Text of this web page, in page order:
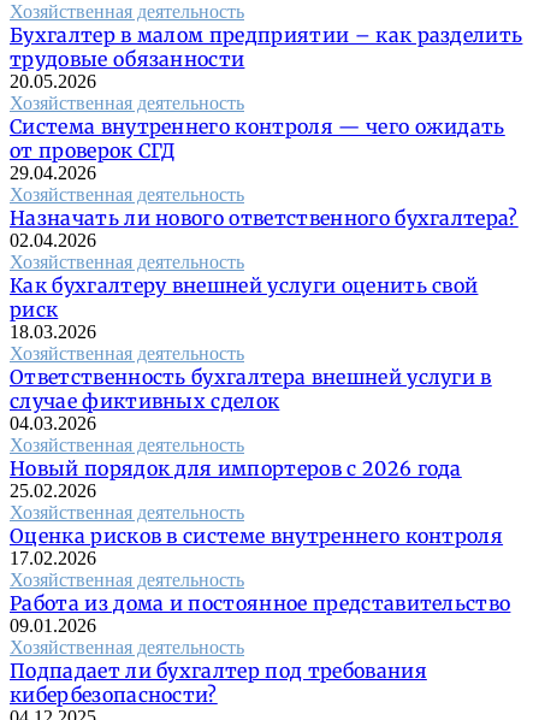
Хозяйственная деятельность
Бухгалтер в малом предприятии – как разделить
трудовые обязанности
20.05.2026
Хозяйственная деятельность
Система внутреннего контроля — чего ожидать
от проверок СГД
29.04.2026
Хозяйственная деятельность
Назначать ли нового ответственного бухгалтера?
02.04.2026
Хозяйственная деятельность
Как бухгалтеру внешней услуги оценить свой
риск
18.03.2026
Хозяйственная деятельность
Ответственность бухгалтера внешней услуги в
случае фиктивных сделок
04.03.2026
Хозяйственная деятельность
Новый порядок для импортеров с 2026 года
25.02.2026
Хозяйственная деятельность
Оценка рисков в системе внутреннего контроля
17.02.2026
Хозяйственная деятельность
Работа из дома и постоянное представительство
09.01.2026
Хозяйственная деятельность
Подпадает ли бухгалтер под требования
кибербезопасности?